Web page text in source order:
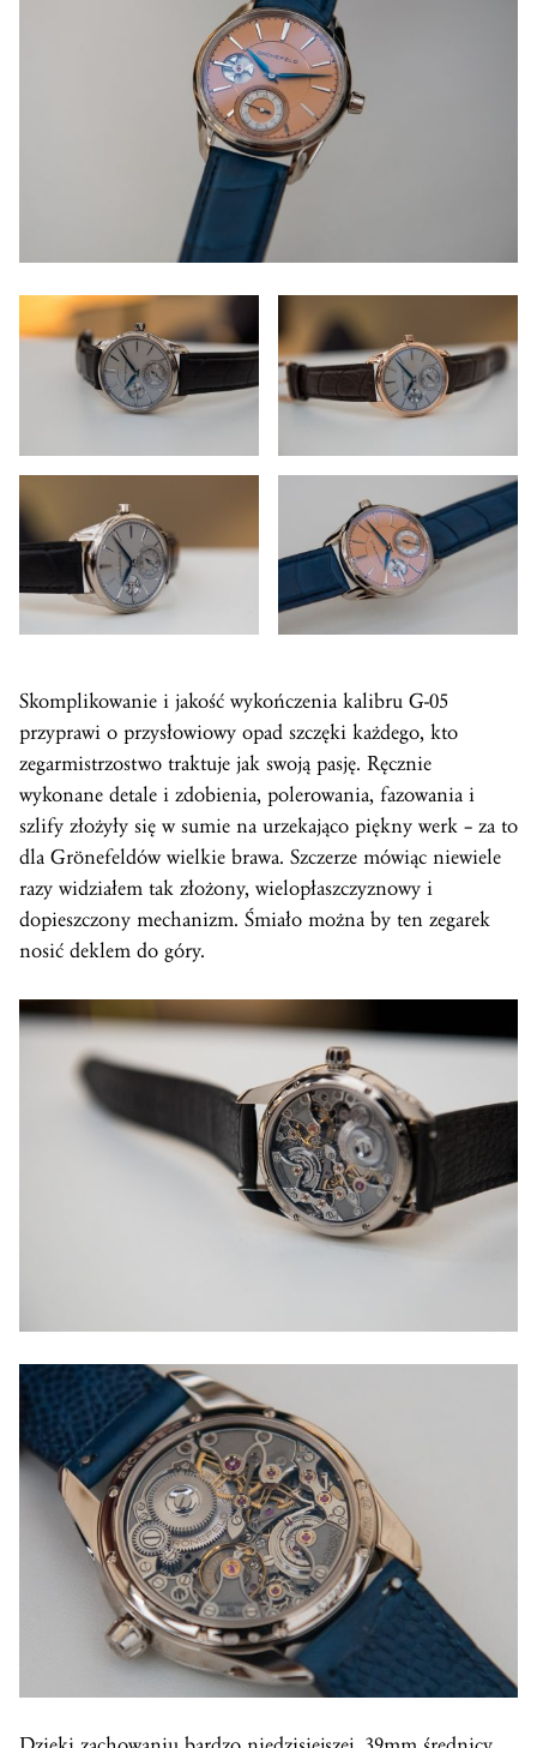
Skomplikowanie i jakość wykończenia kalibru G-05
przyprawi o przysłowiowy opad szczęki każdego, kto
zegarmistrzostwo traktuje jak swoją pasję. Ręcznie
wykonane detale i zdobienia, polerowania, fazowania i
szlify złożyły się w sumie na urzekająco piękny werk – za to
dla Grönefeldów wielkie brawa. Szczerze mówiąc niewiele
razy widziałem tak złożony, wielopłaszczyznowy i
dopieszczony mechanizm. Śmiało można by ten zegarek
nosić deklem do góry.